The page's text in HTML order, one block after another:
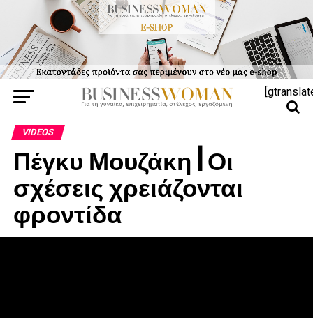
VIDEOS
Πέγκυ Μουζάκη | Οι
σχέσεις χρειάζονται
φροντίδα